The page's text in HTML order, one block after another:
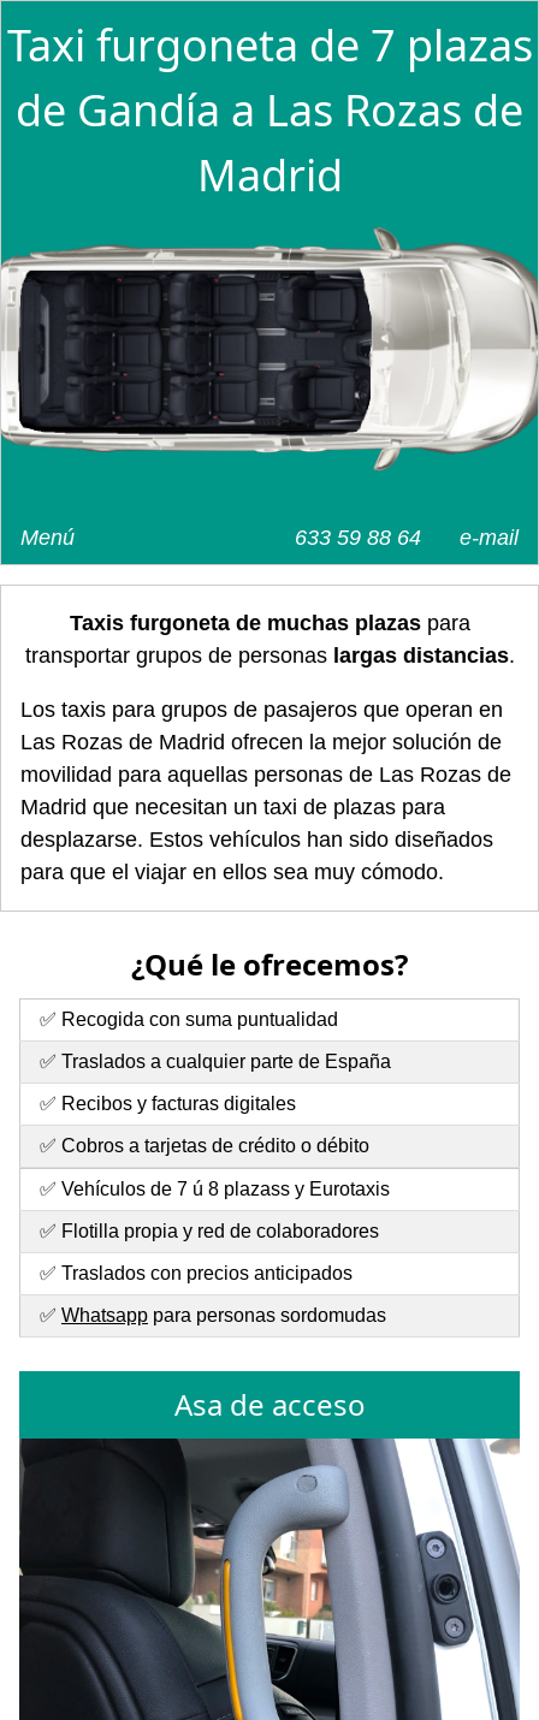
Taxi furgoneta de 7 plazas
de Gandía a Las Rozas de
Madrid
e-mail
633 59 88 64
Menú
Taxis furgoneta de muchas plazaspara
transportar grupos de personas largas distancias.
Los taxis para grupos de pasajeros que operan en
Las Rozas de Madrid ofrecen la mejor solución de
movilidad para aquellas personas de Las Rozas de
Madrid que necesitan un taxi de plazas para
desplazarse. Estos vehículos han sido diseñados
para que el viajar en ellos sea muy cómodo.
¿Qué le ofrecemos?
✅ Recogida con suma puntualidad
✅ Traslados a cualquier parte de España
✅ Recibos y facturas digitales
✅ Cobros a tarjetas de crédito o débito
✅ Vehículos de 7 ú 8 plazass y Eurotaxis
✅ Flotilla propia y red de colaboradores
✅ Traslados con precios anticipados
✅ Whatsapp para personas sordomudas
Asa de acceso